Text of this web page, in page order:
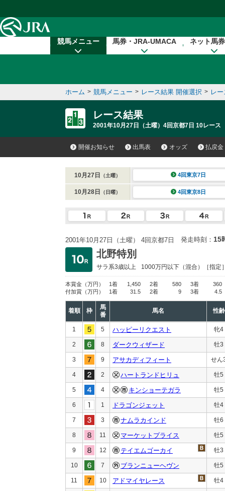
競馬メニュー 馬券・JRA-UMACA ネット馬
ホーム > 競馬メニュー > レース結果 開催選択 > レ
レース結果
2001年10月27日（土曜）4回京都7日 10レース
開催お知らせ 出馬表 オッズ 払戻金
10月27日 （土曜） 4回東京7日
10月28日 （日曜） 4回東京8日
2001年10月27日（土曜） 4回京都7日 発走時刻： 15
北野特別
サラ系3歳以上 1000万円以下 （混合）［指定
本賞金 （万円） 1着 1,450 2着 580 3着
360
付加賞 （万円） 1着 31.5 2着 9 3着 4.5
着順 枠
馬
番
馬名 性齢
1 5 ハッピーリクエスト 牝4
2 8 ダークウィザード 牡3
3 9 アサカディフィート せん
4 2 ハートランドヒリュ 牡5
5 4 キンショーテガラ 牡5
6 1 ドラゴンジェット 牡4
7 3 ナムラカインド 牡6
8 11 マーケットプライス 牡5
9 12 テイエムゴーカイ 牡3
10 7 ブランニューヘヴン 牡5
11 10 アドマイヤレース 牡4